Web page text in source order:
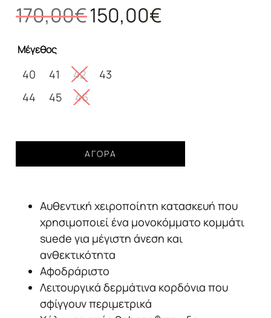
170,00€ Original
price
150,00€
Μέγεθος
40 41 42
43
44
45 46
flesh
Ανδρικό
ποσότητα
ΑΓΟΡΆ
Αυθεντική χειροποίητη κατασκευή που
χρησιμοποιεί ένα μονοκόμματο κομμάτι
suede για μέγιστη άνεση και
ανθεκτικότητα
Αφοδράριστο
Λειτουργικά δερμάτινα κορδόνια που
σφίγγουν περιμετρικά